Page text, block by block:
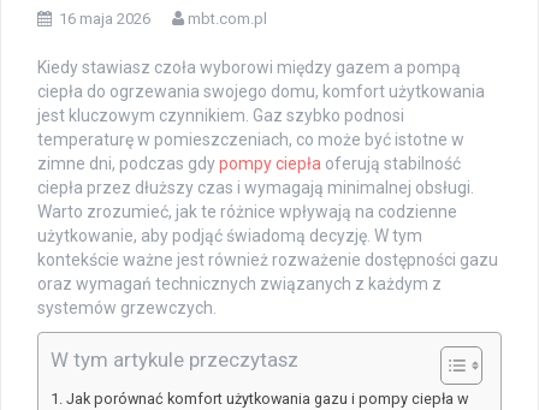
16 maja 2026 mbt.com.pl
Kiedy stawiasz czoła wyborowi między gazem a pompą
ciepła do ogrzewania swojego domu, komfort użytkowania
jest kluczowym czynnikiem. Gaz szybko podnosi
temperaturę w pomieszczeniach, co może być istotne w
zimne dni, podczas gdypompy ciepła oferują stabilność
ciepła przez dłuższy czas i wymagają minimalnej obsługi.
Warto zrozumieć, jak te różnice wpływają na codzienne
użytkowanie, aby podjąć świadomą decyzję. W tym
kontekście ważne jest również rozważenie dostępności gazu
oraz wymagań technicznych związanych z każdym z
systemów grzewczych.
W tym artykule przeczytasz
Jak porównać komfort użytkowania gazu i pompy ciepła w